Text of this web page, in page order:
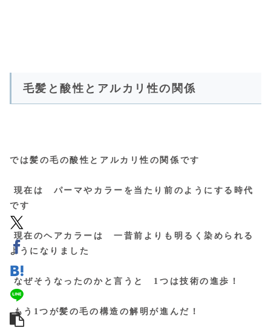
毛髪と酸性とアルカリ性の関係
では髪の毛の酸性とアルカリ性の関係です
現在は パーマやカラーを当たり前のようにする時代
です
現在のヘアカラーは 一昔前よりも明るく染められる
ようになりました
なぜそうなったのかと言うと 1つは技術の進歩！
もう1つが髪の毛の構造の解明が進んだ！